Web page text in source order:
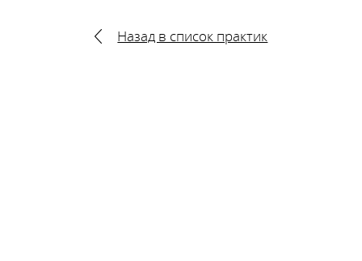
Назад в список практик